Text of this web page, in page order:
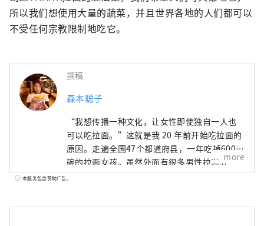
所以我们想使用大量的蔬菜，并且世界各地的人们都可以
不受任何宗教限制地吃它。
撰稿
森本聪子
“我想传播一种文化，让女性即使独自一人也
可以吃拉面。”这就是我 20 年前开始吃拉面的
原因。走遍全国47个都道府县，一年吃掉600多
碗的拉面女孩。虽然外面有很多男性拉面狂
人，但我们正在关注他的拉面生活方式，他在
more
本服务包含赞助广告。